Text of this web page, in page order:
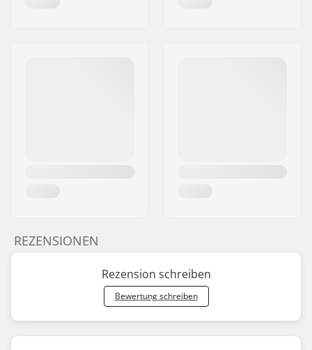
REZENSIONEN
Rezension schreiben
Bewertung schreiben